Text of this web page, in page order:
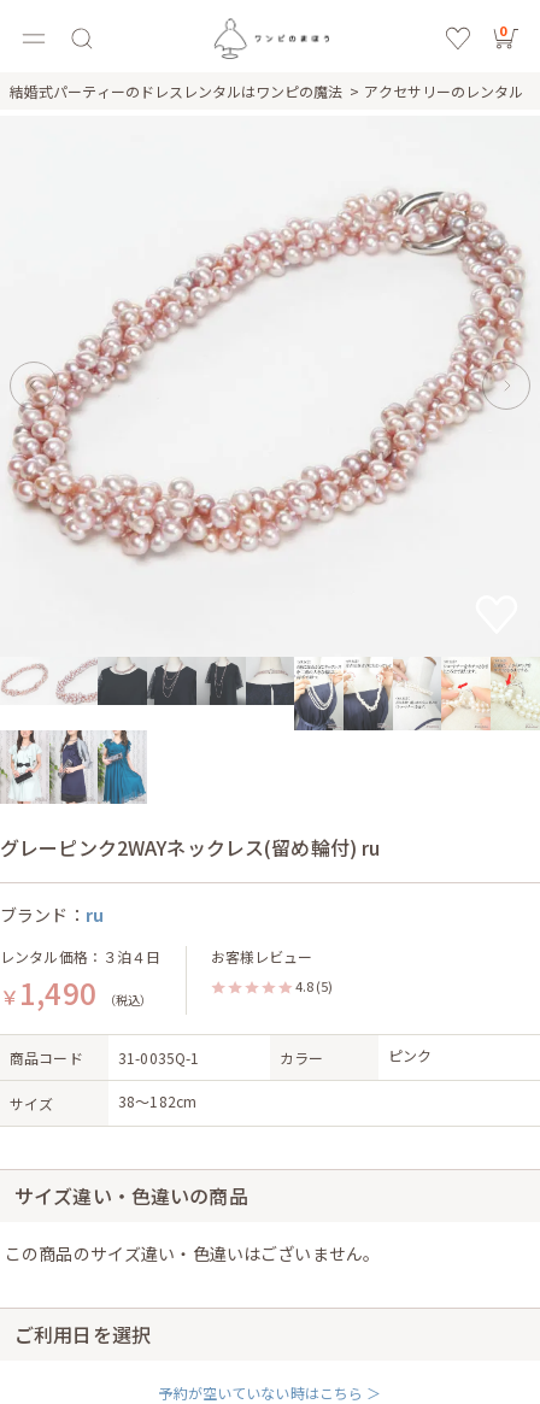
0
結婚式パーティーのドレスレンタルはワンピの魔法 アクセサリーのレンタル
グレーピンク2WAYネックレス(留め輪付) ru
ブランド： ru
レンタル価格：３泊４日
￥ 1,490 （税込）
お客様レビュー
4.8 (5)
商品コード 31-0035Q-1 カラー ピンク
サイズ 38〜182cm
サイズ違い・色違いの商品
この商品のサイズ違い・色違いはございません。
ご利用日を選択
予約が空いていない時はこちら ＞